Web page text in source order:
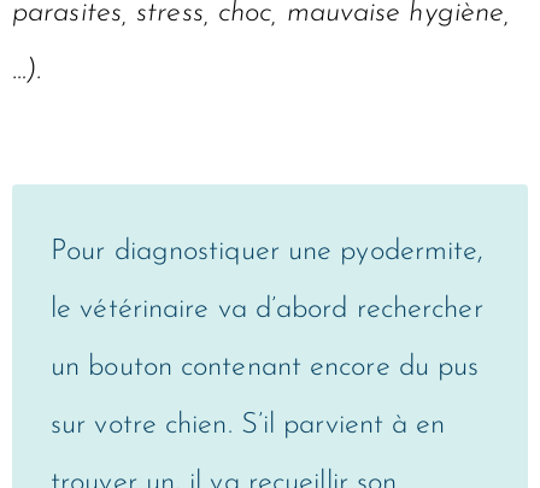
parasites, stress, choc, mauvaise hygiène,
…).
Pour diagnostiquer une pyodermite,
le vétérinaire va d’abord rechercher
un bouton contenant encore du pus
sur votre chien. S’il parvient à en